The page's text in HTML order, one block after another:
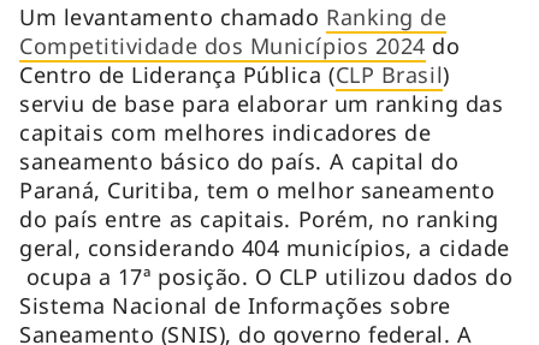
Um levantamento chamado Ranking de
Competitividade dos Municípios 2024 do
Centro de Liderança Pública (CLP Brasil)
serviu de base para elaborar um ranking das
capitais com melhores indicadores de
saneamento básico do país. A capital do
Paraná, Curitiba, tem o melhor saneamento
do país entre as capitais. Porém, no ranking
geral, considerando 404 municípios, a cidade
ocupa a 17ª posição. O CLP utilizou dados do
Sistema Nacional de Informações sobre
Saneamento (SNIS), do governo federal. A